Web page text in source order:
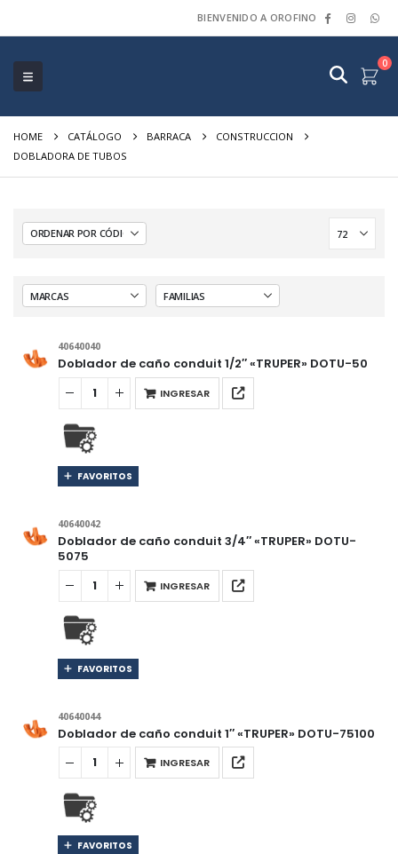
BIENVENIDO A OROFINO
0
HOME CATÁLOGO BARRACA
CONSTRUCCION
DOBLADORA DE TUBOS
40640040
Doblador de caño conduit 1/2″ «TRUPER» DOTU-50
INGRESAR
FAVORITOS
40640042
Doblador de caño conduit 3/4″ «TRUPER» DOTU-
5075
INGRESAR
FAVORITOS
40640044
Doblador de caño conduit 1″ «TRUPER» DOTU-75100
INGRESAR
FAVORITOS